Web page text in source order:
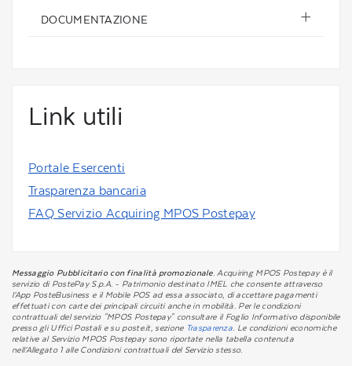
DOCUMENTAZIONE
Link utili
Portale Esercenti
Trasparenza bancaria
FAQ Servizio Acquiring MPOS Postepay
Messaggio Pubblicitario con finalità promozionale. Acquiring MPOS Postepay è il
servizio di PostePay S.p.A. - Patrimonio destinato IMEL che consente attraverso
l’App PosteBusiness e il Mobile POS ad essa associato, di accettare pagamenti
effettuati con carte dei principali circuiti anche in mobilità. Per le condizioni
contrattuali del servizio "MPOS Postepay" consultare il Foglio Informativo disponibile
presso gli Uffici Postali e su poste.it, sezione Trasparenza. Le condizioni economiche
relative al Servizio MPOS Postepay sono riportate nella tabella contenuta
nell’Allegato 1 alle Condizioni contrattuali del Servizio stesso.